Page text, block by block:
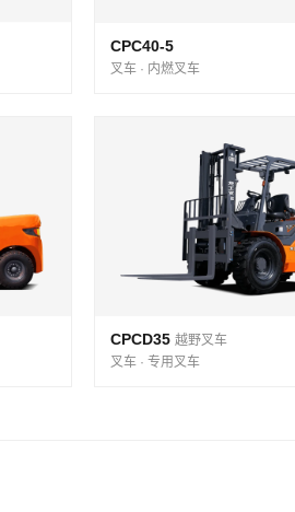
CPC40-5
叉车 · 内燃叉车
CPCD35 越野叉车
叉车 · 专用叉车